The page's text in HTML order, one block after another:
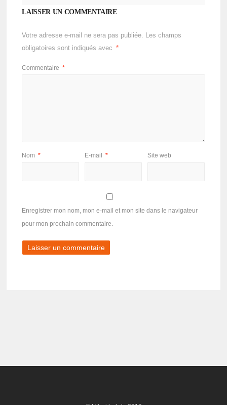
LAISSER UN COMMENTAIRE
Votre adresse e-mail ne sera pas publiée. Les champs
obligatoires sont indiqués avec
*
Commentaire *
Nom * E-mail * Site web
Enregistrer mon nom, mon e-mail et mon site dans le navigateur
pour mon prochain commentaire.